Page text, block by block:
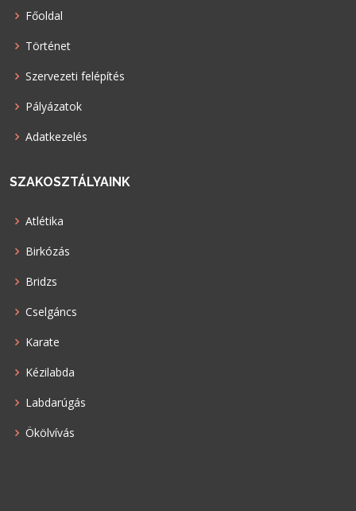
Főoldal
Történet
Szervezeti felépítés
Pályázatok
Adatkezelés
SZAKOSZTÁLYAINK
Atlétika
Birkózás
Bridzs
Cselgáncs
Karate
Kézilabda
Labdarúgás
Ökölvívás